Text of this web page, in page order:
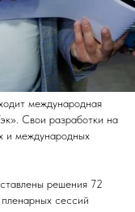
международная
Свои разработки на
и международных
решения 72
сессий